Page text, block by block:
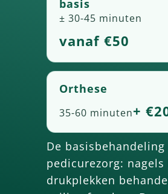
basis
± 30-45 minuten
vanaf €50
Orthese
35-60 minuten+
De
pedicurezorg:
drukplekken